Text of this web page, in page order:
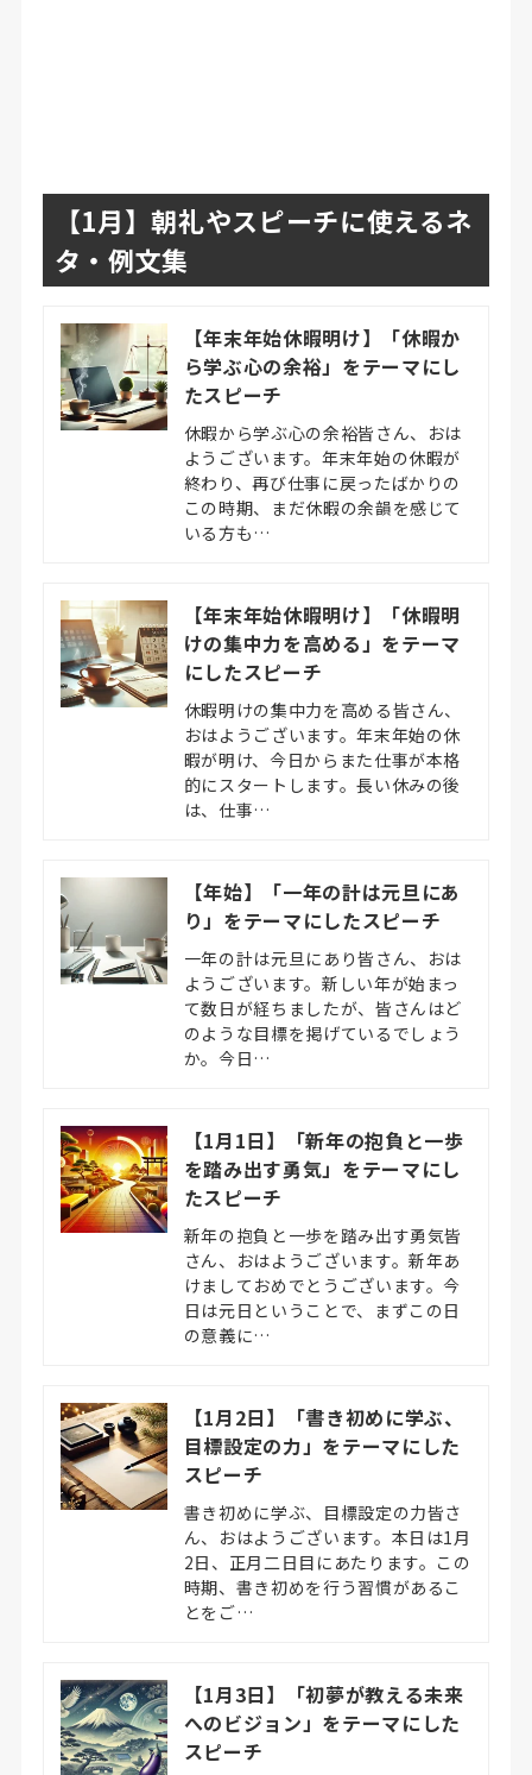
【1月】朝礼やスピーチに使えるネ
タ・例文集
【年末年始休暇明け】「休暇か
ら学ぶ心の余裕」をテーマにし
たスピーチ
休暇から学ぶ心の余裕皆さん、おは
ようございます。年末年始の休暇が
終わり、再び仕事に戻ったばかりの
この時期、まだ休暇の余韻を感じて
いる方も…
【年末年始休暇明け】「休暇明
けの集中力を高める」をテーマ
にしたスピーチ
休暇明けの集中力を高める皆さん、
おはようございます。年末年始の休
暇が明け、今日からまた仕事が本格
的にスタートします。長い休みの後
は、仕事…
【年始】「一年の計は元旦にあ
り」をテーマにしたスピーチ
一年の計は元旦にあり皆さん、おは
ようございます。新しい年が始まっ
て数日が経ちましたが、皆さんはど
のような目標を掲げているでしょう
か。今日…
【1月1日】「新年の抱負と一歩
を踏み出す勇気」をテーマにし
たスピーチ
新年の抱負と一歩を踏み出す勇気皆
さん、おはようございます。新年あ
けましておめでとうございます。今
日は元日ということで、まずこの日
の意義に…
【1月2日】「書き初めに学ぶ、
目標設定の力」をテーマにした
スピーチ
書き初めに学ぶ、目標設定の力皆さ
ん、おはようございます。本日は1月
2日、正月二日目にあたります。この
時期、書き初めを行う習慣があるこ
とをご…
【1月3日】「初夢が教える未来
へのビジョン」をテーマにした
スピーチ